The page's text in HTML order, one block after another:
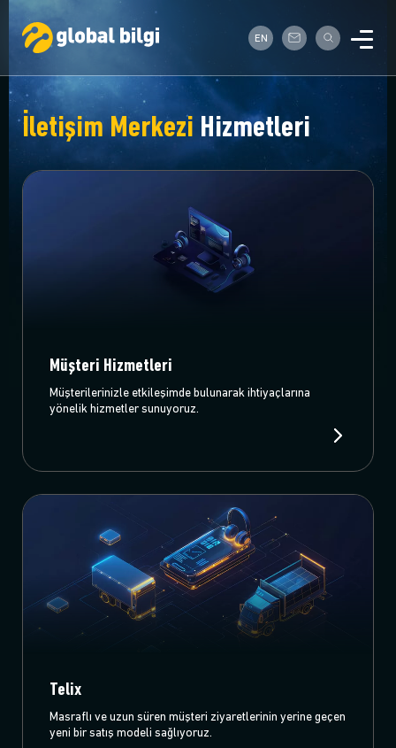
EN
İletişim Merkezi Hizmetleri
Müşteri Hizmetleri
Müşterilerinizle etkileşimde bulunarak ihtiyaçlarına
yönelik hizmetler sunuyoruz.
Telix
Masraflı ve uzun süren müşteri ziyaretlerinin yerine geçen
yeni bir satış modeli sağlıyoruz.